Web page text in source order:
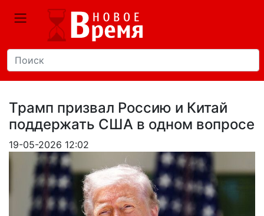
Трамп призвал Россию и Китай
поддержать США в одном вопросе
19-05-2026 12:02